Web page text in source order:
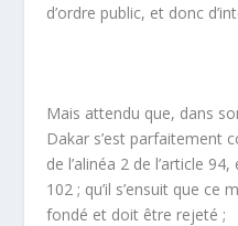
d’ordre public, et donc
Mais attendu que, dans
Dakar s’est parfaitement
de l’alinéa 2 de l’article
102 ; qu’il s’ensuit que ce
fondé et doit être rejeté ;